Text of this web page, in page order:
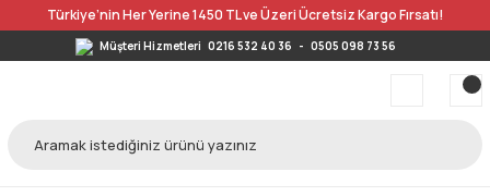
Türkiye’nin Her Yerine 1450 TL ve Üzeri Ücretsiz Kargo Fırsatı!
Müşteri Hizmetleri 0216 532 40 36 - 0505 098 73 56